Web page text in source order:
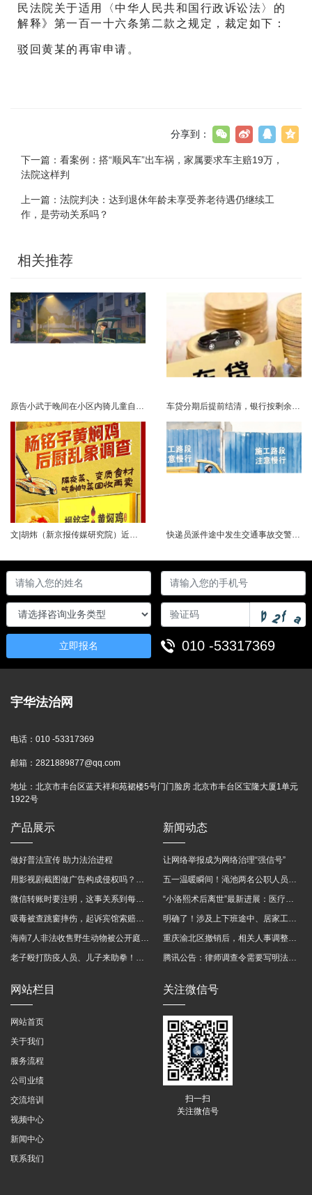
民法院关于适用〈中华人民共和国行政诉讼法〉的
解释》第一百一十六条第二款之规定，裁定如下：
驳回黄某的再审申请。
分享到：
下一篇： 看案例：搭“顺风车”出车祸，家属要求车主赔19万，
法院这样判
上一篇： 法院判决：达到退休年龄未享受养老待遇仍继续工
作，是劳动关系吗？
相关推荐
文|胡炜（新京报传媒研究院）近日，《经济参考报》的一篇关于婴幼儿纸尿裤的调查报道引爆舆论。涉事品牌、检测机构、行业协会先后发声，各方说法相互矛盾，公众焦虑情绪持续发酵。当事件陷入“罗生门”时，有一种声音悄然流传：媒体盯着问题不放，是在刻意挑刺，就是“找茬”。真是这样吗？中国行业报协会于6月23日公开发声，明确支持《经济参考报》的舆论监督行为，并呼吁社会各界支持媒体监督，推动行业规范与治理升级。 0...... 快递员派件途中发生交通事故交警部门认定全责公司赔付93万余元后一纸诉状向快递员全额追偿交通事故全责是否等同于法律上的重大过失用人单位赔付后能否向员工追偿基本案情快递员张某与某服务外包有限公司存在劳动关系。某日，张某派送快递途经施工路段，现场围挡占据大半道路，张某驾驶快递三轮车紧贴施工围挡行驶，在行驶过程中与对向驾驶二轮摩托车的罗某发生碰撞引发事故，致罗某、卢某受伤及车辆受损，卢某伤情严重。交警部门......
立即报名 010 -53317369
宇华法治网
电话： 010 -53317369
邮箱： 2821889877@qq.com
地址： 北京市丰台区蓝天祥和苑裙楼5号门门脸房 北京市丰台区宝隆大厦1单元
1922号
产品展示
做好普法宣传 助力法治进程
用影视剧截图做广告构成侵权吗？法院这样判
微信转账时要注明，这事关系到每个人……
吸毒被查跳窗摔伤，起诉宾馆索赔，法院这样判！
海南7人非法收售野生动物被公开庭审 涉案金额2100多万
老子殴打防疫人员、儿子来助拳！均被判刑
新闻动态
让网络举报成为网络治理“强信号”
五一温暖瞬间！渑池两名公职人员，路遇车祸挺身而出
“小洛熙术后离世”最新进展：医疗事故鉴定已启动
明确了！涉及上下班途中、居家工作等，这些情形可认定工伤→
重庆渝北区撤销后，相关人事调整再披露
腾讯公告：律师调查令需要写明法官手机号，2025年12月31日后施行
网站栏目
网站首页
关于我们
服务流程
公司业绩
交流培训
视频中心
新闻中心
联系我们
关注微信号
扫一扫
关注微信号